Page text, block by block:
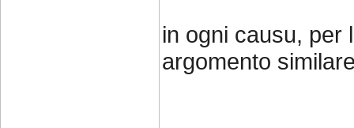
in ogni causu, per
argomento